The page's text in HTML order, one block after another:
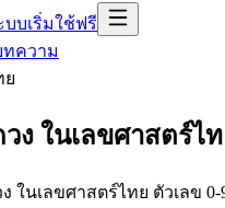
บบเริ่มใช้ฟรี
ความ
ย
วง ในเลขศาสตร์ไ
ง ในเลขศาสตร์ไทย ตัวเลข